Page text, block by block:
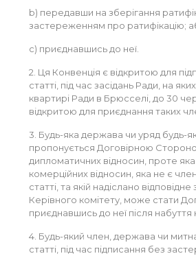
b) передавши на зберігання
застереженням про ратифікацію;
c) приєднавшись до неї.
2. Ця Конвенція є відкритою для
статті, під час засідань Ради, на
квартирі Ради в Брюсселі, до 30
відкритою для приєднання таких
3. Будь-яка держава чи уряд будь-
пропонується Договірною
дипломатичних відносин, проте
комерційних відносин, яка не є
статті, та якій надіслано
Керівного комітету, може стати
приєднавшись до неї після набуття
4. Будь-який член, держава чи митна
статті, під час підписання без